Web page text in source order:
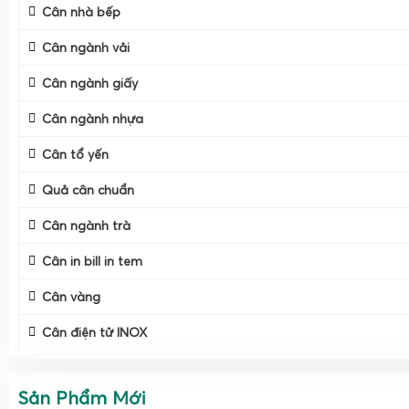
Cân nhà bếp
Cân ngành vải
Cân ngành giấy
Cân ngành nhựa
Cân tổ yến
Quả cân chuẩn
Cân ngành trà
Cân in bill in tem
Cân vàng
Cân điện tử INOX
Sản Phẩm Mới
cao, màn hình hiển thị LED hoặc LCD, bàn phím nhập